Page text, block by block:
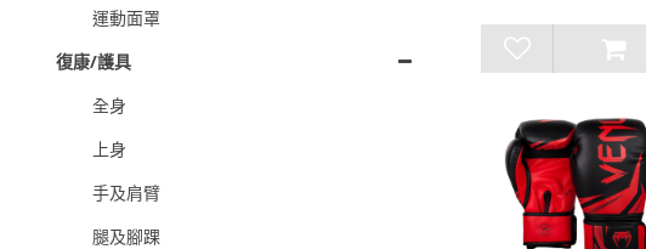
運動面罩
復康/護具
全身
上身
手及肩臂
腿及腳踝